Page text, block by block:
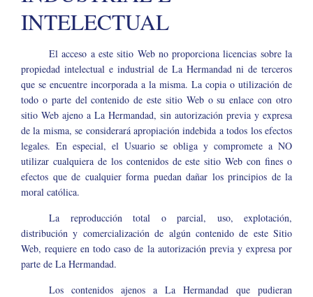
INTELECTUAL
El acceso a este sitio Web no proporciona licencias sobre la
propiedad intelectual e industrial de La Hermandad ni de terceros
que se encuentre incorporada a la misma. La copia o utilización de
todo o parte del contenido de este sitio Web o su enlace con otro
sitio Web ajeno a La Hermandad, sin autorización previa y expresa
de la misma, se considerará apropiación indebida a todos los efectos
legales. En especial, el Usuario se obliga y compromete a NO
utilizar cualquiera de los contenidos de este sitio Web con fines o
efectos que de cualquier forma puedan dañar los principios de la
moral católica.
La reproducción total o parcial, uso, explotación,
distribución y comercialización de algún contenido de este Sitio
Web, requiere en todo caso de la autorización previa y expresa por
parte de La Hermandad.
Los contenidos ajenos a La Hermandad que pudieran